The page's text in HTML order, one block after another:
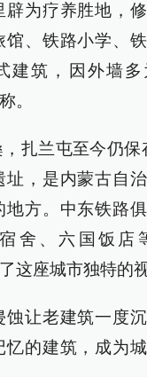
辟为疗养胜地，
馆、铁路小学、
建筑，因外墙多
。
扎兰屯至今仍保
址，是内蒙古自
地方。中东铁路
舍、六国饭店
这座城市独特的
蚀让老建筑一度
忆的建筑，成为